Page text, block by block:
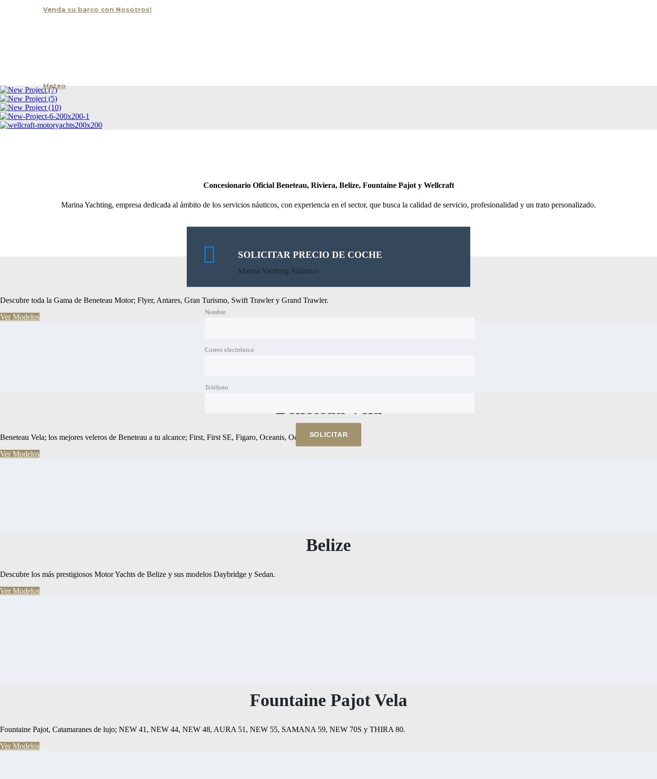
Venda su barco con Nosotros!
Meteo
Concesionario Oficial Beneteau, Riviera, Belize, Fountaine Pajot y Wellcraft
Marina Yachting, empresa dedicada al ámbito de los servicios náuticos, con experiencia en el sector, que busca la calidad de servicio, profesionalidad y un trato personalizado.
Beneteau Motor
Descubre toda la Gama de Beneteau Motor; Flyer, Antares, Gran Turismo, Swift Trawler y Grand Trawler.
Ver Modelos
Beneteau Vela
Beneteau Vela; los mejores veleros de Beneteau a tu alcance; First, First SE, Figaro, Oceanis, Oceanis Yacht
Ver Modelos
Belize
Descubre los más prestigiosos Motor Yachts de Belize y sus modelos Daybridge y Sedan.
Ver Modelos
Fountaine Pajot Vela
Fountaine Pajot, Catamaranes de lujo; NEW 41, NEW 44, NEW 48, AURA 51, NEW 55, SAMANA 59, NEW 70S y THIRA 80.
Ver Modelos
SOLICITAR PRECIO DE COCHE
Marina Yachting Atlántico
Nombre
Correo electrónico
Teléfono
SOLICITAR